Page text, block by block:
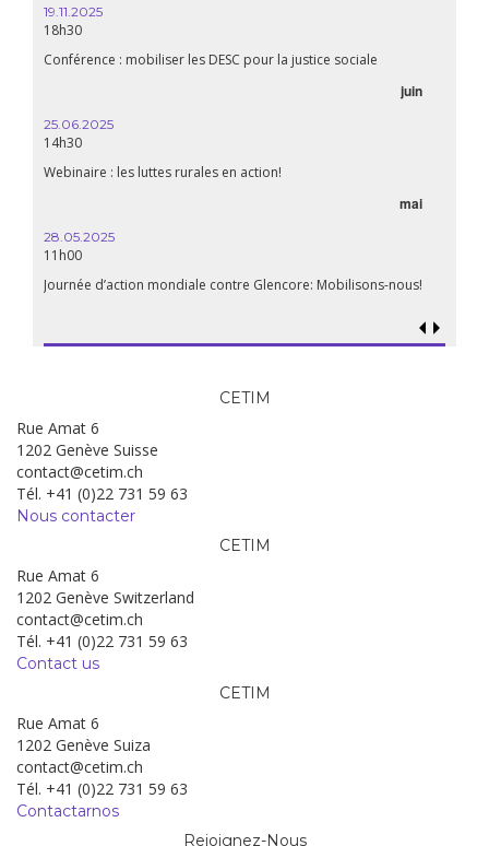
19.11.2025
18h30
Conférence : mobiliser les DESC pour la justice sociale
juin
25.06.2025
14h30
Webinaire : les luttes rurales en action!
mai
28.05.2025
11h00
Journée d’action mondiale contre Glencore: Mobilisons-nous!
CETIM
Rue Amat 6
1202 Genève Suisse
contact@cetim.ch
Tél. +41 (0)22 731 59 63
Nous contacter
CETIM
Rue Amat 6
1202 Genève Switzerland
contact@cetim.ch
Tél. +41 (0)22 731 59 63
Contact us
CETIM
Rue Amat 6
1202 Genève Suiza
contact@cetim.ch
Tél. +41 (0)22 731 59 63
Contactarnos
Rejoignez-Nous